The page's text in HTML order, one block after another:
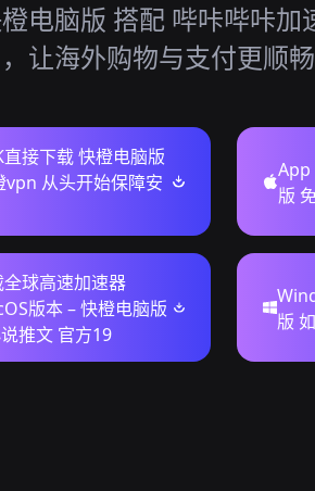
电脑版 搭配 哔咔哔咔加
让海外购物与支付更顺畅
直接下载 快橙电脑版
vpn 从头开始保障安
App
版
全球高速加速器
版本 – 快橙电脑版
推文 官方19
版